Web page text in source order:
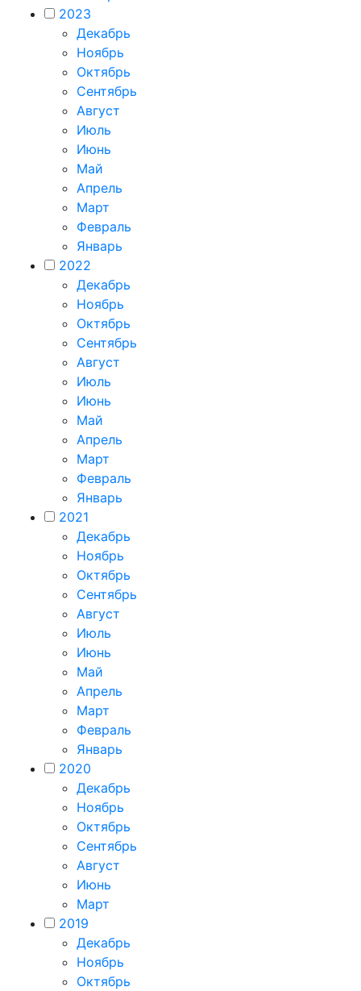
2023
Декабрь
Ноябрь
Октябрь
Сентябрь
Август
Июль
Июнь
Май
Апрель
Март
Февраль
Январь
2022
Декабрь
Ноябрь
Октябрь
Сентябрь
Август
Июль
Июнь
Май
Апрель
Март
Февраль
Январь
2021
Декабрь
Ноябрь
Октябрь
Сентябрь
Август
Июль
Июнь
Май
Апрель
Март
Февраль
Январь
2020
Декабрь
Ноябрь
Октябрь
Сентябрь
Август
Июнь
Март
2019
Декабрь
Ноябрь
Октябрь